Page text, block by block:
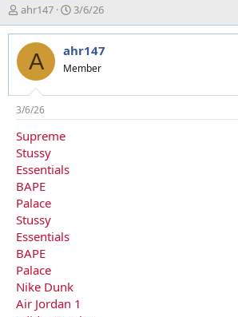
T
h
r
e
d
s
t
a
r
t
e
r
ahr147
N
g
à
y
g
i
3/6/26
A ahr147
Member
3/6/26
Supreme
Stussy
Essentials
BAPE
Palace
Stussy
Essentials
BAPE
Palace
Nike Dunk
Air Jordan 1